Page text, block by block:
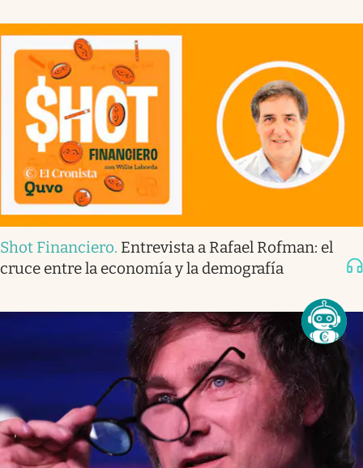
Shot Financiero. Entrevista a Rafael Rofman: el
cruce entre la economía y la demografía